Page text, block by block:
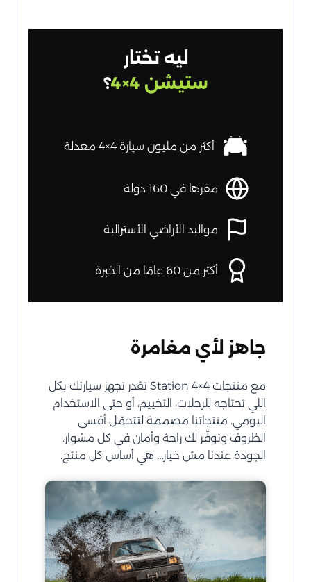
ليه تختار
ستيشن 4×4
؟
أكثر من مليون سيارة 4×4 معدلة
مقرها في 160 دولة
مواليد الأراضي الأسترالية
أكثر من 60 عامًا من الخبرة
جاهز لأي مغامرة
مع منتجات Station 4×4 تقدر تجهز سيارتك بكل
اللي تحتاجه للرحلات، التخييم، أو حتى الاستخدام
اليومي. منتجاتنا مصممة لتتحمّل أقسى
الظروف وتوفّر لك راحة وأمان في كل مشوار.
الجودة عندنا مش خيار… هي أساس كل منتج.